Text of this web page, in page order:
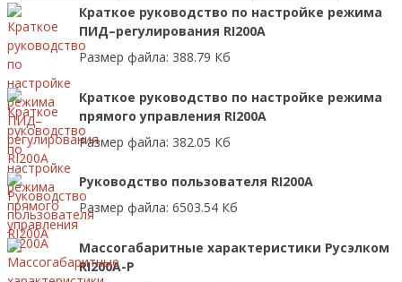
Краткое руководство по настройке режима
ПИД–регулирования RI200A
Размер файла: 388.79 Кб
Краткое руководство по настройке режима
прямого управления RI200A
Размер файла: 382.05 Кб
Руководство пользователя RI200A
Размер файла: 6503.54 Кб
Массогабаритные характеристики Русэлком
RI200A-P